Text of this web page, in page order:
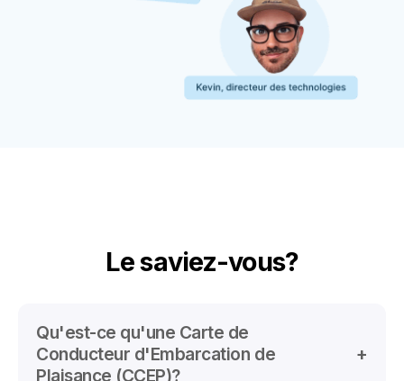
Le saviez-vous?
Qu'est-ce qu'une Carte de
Conducteur d'Embarcation de
Plaisance (CCEP)?